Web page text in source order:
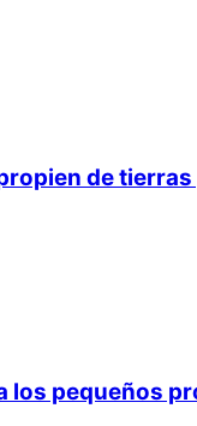
de
pequeños